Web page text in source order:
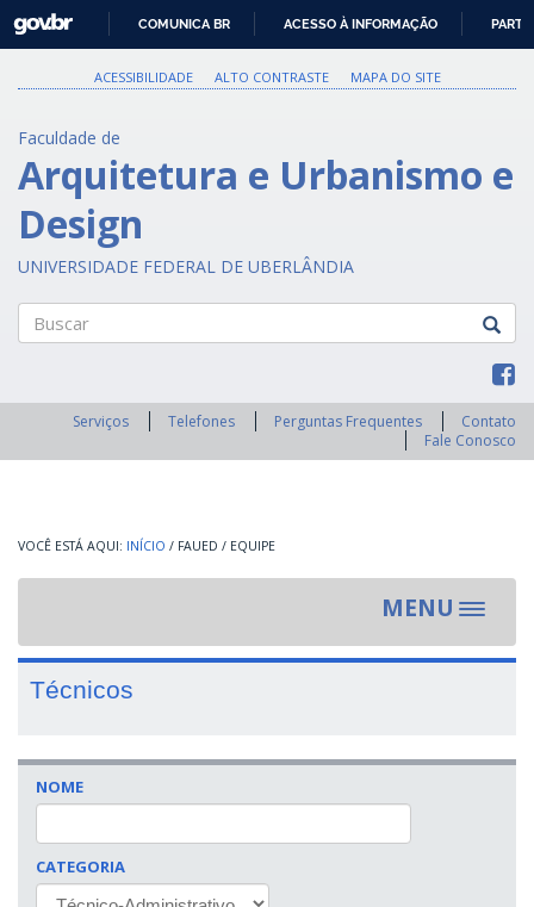
PARA
O
GOVBR
COMUNICA BR ACESSO À INFORMAÇÃO
ACESSIBILIDADE ALTO CONTRASTE MAPA DO SITE
Faculdade de
Arquitetura e Urbanismo e
Design
UNIVERSIDADE FEDERAL DE UBERLÂNDIA
Serviços Telefones Perguntas Frequentes
Contato
Fale Conosco
INÍCIO / FAUED / EQUIPE
MENU
Toggle
Técnicos
NOME
CATEGORIA